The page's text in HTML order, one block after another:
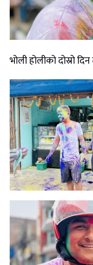
भोली होलीको दोस्रो